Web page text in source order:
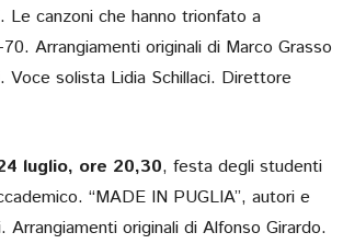
Le canzoni che hanno trionfato a
70. Arrangiamenti originali di Marco Grasso
Voce solista Lidia Schillaci. Direttore
luglio, ore 20,30, festa degli studenti
“MADE IN PUGLIA”, autori e
Arrangiamenti originali di Alfonso Girardo.